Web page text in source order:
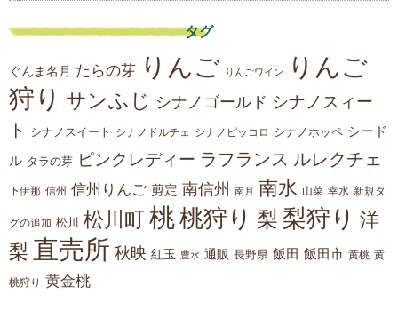
タグ
ぐんま名月 たらの芽 りんご りんごワイン
りんご
狩り サンふじ シナノゴールド シナノスィー
ト
シナノスイート シナノドルチェ シナノピッコロ シナノホッペ シード
ル タラの芽 ピンクレディー ラフランス ルレクチェ
下伊那 信州 信州りんご 剪定 南信州 南月 南水 山菜 幸水 新規タ
グの追加 松川 松川町 桃桃狩り 梨 梨狩り 洋
梨 直売所 秋映 紅玉 豊水 通販 長野県 飯田 飯田市 黄桃 黄
桃狩り 黄金桃